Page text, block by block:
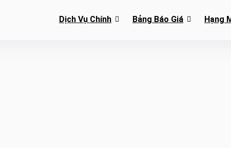
Dịch Vụ Chính Bảng Báo Giá Hạng